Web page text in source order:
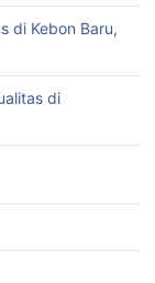
di Kebon Baru,
di